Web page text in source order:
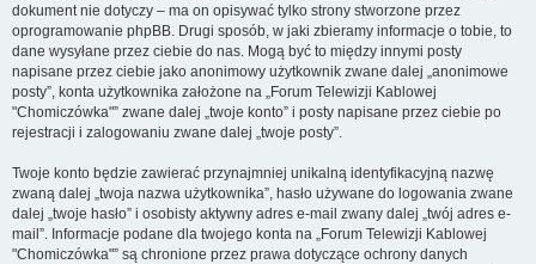
dokument nie dotyczy – ma on opisywać tylko strony stworzone przez
oprogramowanie phpBB. Drugi sposób, w jaki zbieramy informacje o tobie, to
dane wysyłane przez ciebie do nas. Mogą być to między innymi posty
napisane przez ciebie jako anonimowy użytkownik zwane dalej „anonimowe
posty”, konta użytkownika założone na „Forum Telewizji Kablowej
"Chomiczówka"” zwane dalej „twoje konto” i posty napisane przez ciebie po
rejestracji i zalogowaniu zwane dalej „twoje posty”.
Twoje konto będzie zawierać przynajmniej unikalną identyfikacyjną nazwę
zwaną dalej „twoja nazwa użytkownika”, hasło używane do logowania zwane
dalej „twoje hasło” i osobisty aktywny adres e-mail zwany dalej „twój adres e-
mail”. Informacje podane dla twojego konta na „Forum Telewizji Kablowej
"Chomiczówka"” są chronione przez prawa dotyczące ochrony danych